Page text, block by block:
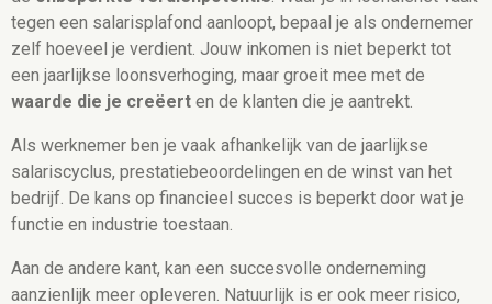
tegen een salarisplafond aanloopt, bepaal je als ondernemer
zelf hoeveel je verdient. Jouw inkomen is niet beperkt tot
een jaarlijkse loonsverhoging, maar groeit mee met de
waarde die je creëert en de klanten die je aantrekt.
Als werknemer ben je vaak afhankelijk van de jaarlijkse
salariscyclus, prestatiebeoordelingen en de winst van het
bedrijf. De kans op financieel succes is beperkt door wat je
functie en industrie toestaan.
Aan de andere kant, kan een succesvolle onderneming
aanzienlijk meer opleveren. Natuurlijk is er ook meer risico,